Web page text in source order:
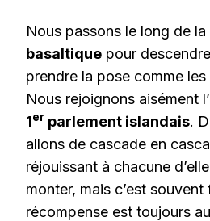
Nous passons le long de la
basaltique pour
prendre la pose comme
Nous rejoignons aisément
1er parlement islandais.
allons de cascade en
réjouissant à chacune
monter, mais c’est souvent
récompense est toujours